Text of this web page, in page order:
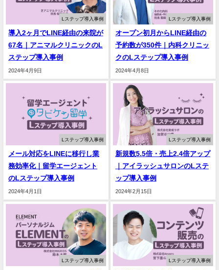
Lステップ導入事例
導入2ヶ月でLINE経由の来院が
67名｜アニマルクリニックのL
ステップ導入事例
2024年4月9日
Lステップ導入事例
オープン初月からLINE経由の
予約数が350件｜内科クリニッ
クのLステップ導入事例
2024年4月8日
Lステップ導入事例
メール対応をLINEに移行し業
務効率化｜留学エージェント
のLステップ導入事例
2024年4月1日
Lステップ導入事例
新規数5.5倍・売上2.4倍アップ
｜アイラッシュサロンのLステ
ップ導入事例
2024年2月15日
Lステップ導入事例 Lステップ導入事例